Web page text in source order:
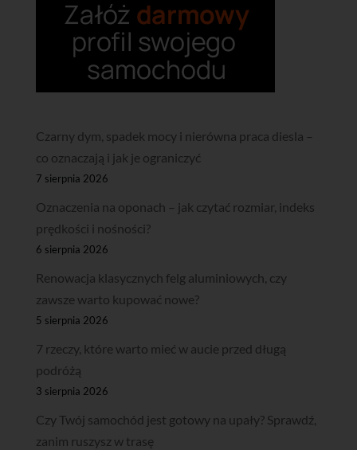
Czarny dym, spadek mocy i nierówna praca diesla –
co oznaczają i jak je ograniczyć
7 sierpnia 2026
Oznaczenia na oponach – jak czytać rozmiar, indeks
prędkości i nośności?
6 sierpnia 2026
Renowacja klasycznych felg aluminiowych, czy
zawsze warto kupować nowe?
5 sierpnia 2026
7 rzeczy, które warto mieć w aucie przed długą
podróżą
3 sierpnia 2026
Czy Twój samochód jest gotowy na upały? Sprawdź,
zanim ruszysz w trasę